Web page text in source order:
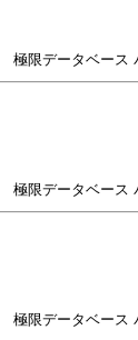
極限データベース
極限データベース
極限データベース